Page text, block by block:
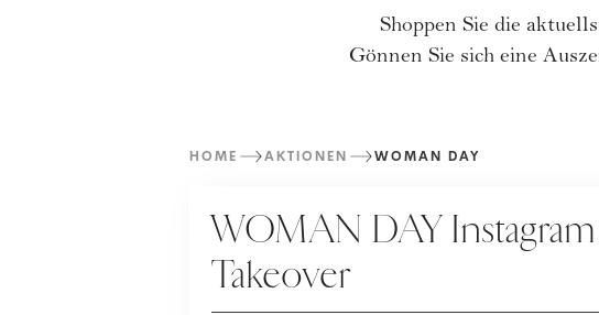
Shoppen Sie die
Gönnen Sie sich eine
HOME AKTIONEN WOMAN DAY
WOMAN DAY Instagram
Takeover